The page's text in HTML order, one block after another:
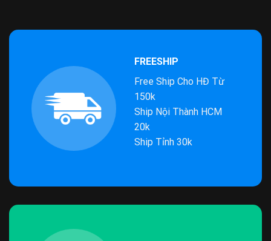
FREESHIP
Free Ship Cho HĐ Từ
150k
Ship Nội Thành HCM
20k
Ship Tỉnh 30k